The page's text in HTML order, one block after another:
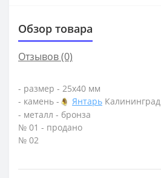
Обзор товара
Отзывов (0)
- размер - 25х40 мм
- камень -
Янтарь Калининград
- металл - бронза
№ 01 - продано
№ 02